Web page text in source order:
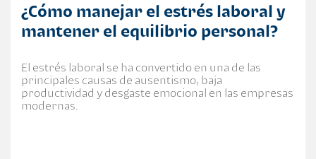
¿Cómo manejar el estrés laboral y
mantener el equilibrio personal?
El estrés laboral se ha convertido en una de las
principales causas de ausentismo, baja
productividad y desgaste emocional en las empresas
modernas.